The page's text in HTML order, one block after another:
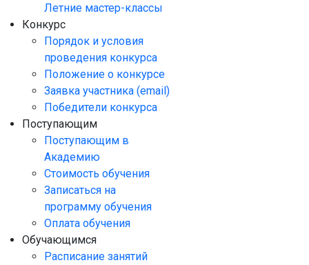
Летние мастер-классы
Конкурс
Порядок и условия
проведения конкурса
Положение о конкурсе
Заявка участника (email)
Победители конкурса
Поступающим
Поступающим в
Академию
Стоимость обучения
Записаться на
программу обучения
Оплата обучения
Обучающимся
Расписание занятий